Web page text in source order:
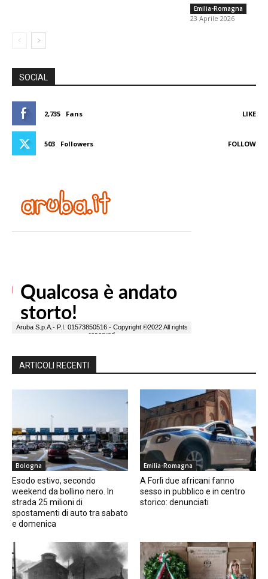
Emilia-Romagna
23 Aprile 2026
SOCIAL
2,735 Fans LIKE
503 Followers FOLLOW
ARTICOLI RECENTI
Bologna
Esodo estivo, secondo
weekend da bollino nero. In
strada 25 milioni di
spostamenti di auto tra sabato
e domenica
Emilia-Romagna
A Forlì due africani fanno
sesso in pubblico e in centro
storico: denunciati